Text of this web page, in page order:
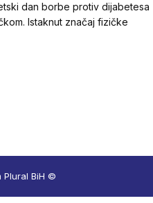
dan borbe protiv dijabetesa
Istaknut značaj fizičke
Plural BiH ©